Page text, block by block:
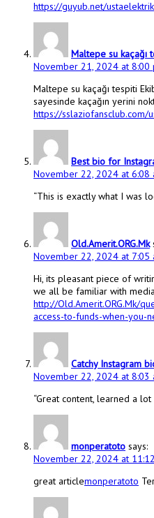
https://guyub.net/
Maltepe su kaçağı
November 21, 2024 at 8:00
Maltepe su kaçağı tespiti
sayesinde kaçağın yerini
https://sslaziofansclub.com/
Best bio for
November 22, 2024 at 6:08
“This is exactly what I was
Old.Amerit.ORG.Mk
November 22, 2024 at 7:05
Hi, its pleasant piece of
we all be familiar with
http://Old.Amerit.ORG.Mk/
access-to-funds-when-you-
Catchy Instagram
November 22, 2024 at 8:03
“Great content, learned a
monperatoto says:
November 22, 2024 at
great articlemonperatoto